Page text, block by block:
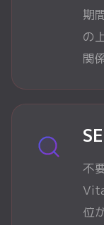
期
の
関
不
位